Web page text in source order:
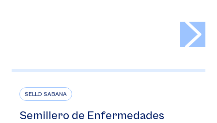
SELLO SABANA
Semillero de Enfermedades